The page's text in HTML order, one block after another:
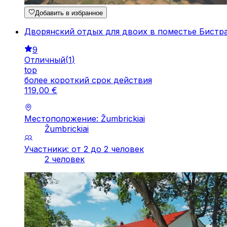
Добавить в избранное
Дворянский отдых для двоих в поместье
9
Отличный(1)
top
более короткий срок действия
119,00 €
Местоположение: Žumbrickiai
Žumbrickiai
Участники: от 2 до 2 человек
2 человек